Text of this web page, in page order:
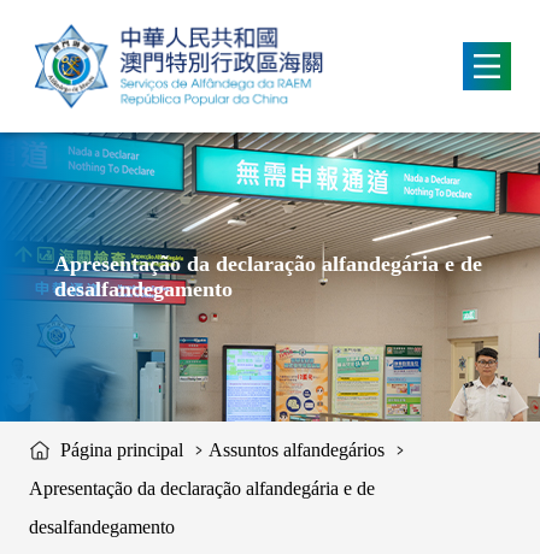
移動到内容區域
Apresentação da declaração alfandegária e de
desalfandegamento
Página principal
Assuntos alfandegários
Apresentação da declaração alfandegária e de
desalfandegamento